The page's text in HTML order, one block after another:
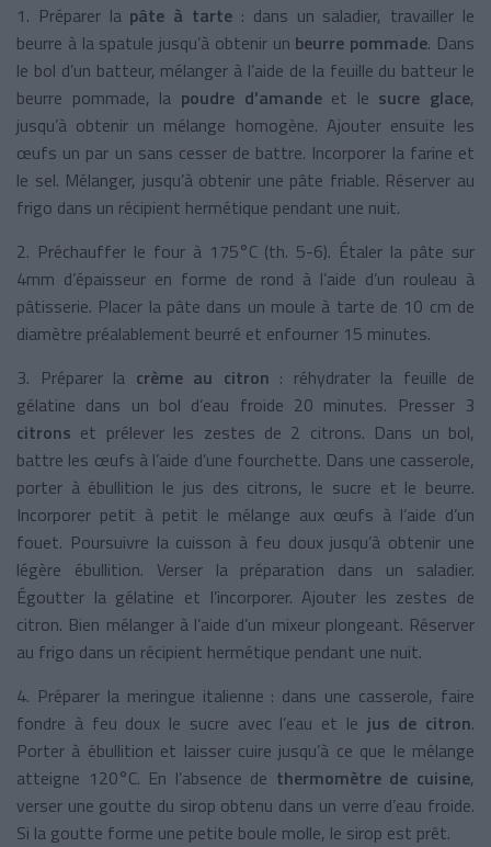
1. Préparer la pâte à tarte : dans un saladier, travailler le
beurre à la spatule jusqu’à obtenir un beurre pommade. Dans
le bol d’un batteur, mélanger à l’aide de la feuille du batteur le
beurre pommade, la poudre d’amandeet le sucre glace,
jusqu’à obtenir un mélange homogène. Ajouter ensuite les
œufs un par un sans cesser de battre. Incorporer la farine et
le sel. Mélanger, jusqu’à obtenir une pâte friable. Réserver au
frigo dans un récipient hermétique pendant une nuit.
2. Préchauffer le four à 175°C (th. 5-6). Étaler la pâte sur
4mm d’épaisseur en forme de rond à l’aide d’un rouleau à
pâtisserie. Placer la pâte dans un moule à tarte de 10 cm de
diamètre préalablement beurré et enfourner 15 minutes.
3. Préparer la crème au citron : réhydrater la feuille de
gélatine dans un bol d’eau froide 20 minutes. Presser 3
citrons et prélever les zestes de 2 citrons. Dans un bol,
battre les œufs à l’aide d’une fourchette. Dans une casserole,
porter à ébullition le jus des citrons, le sucre et le beurre.
Incorporer petit à petit le mélange aux œufs à l’aide d’un
fouet. Poursuivre la cuisson à feu doux jusqu’à obtenir une
légère ébullition. Verser la préparation dans un saladier.
Égoutter la gélatine et l’incorporer. Ajouter les zestes de
citron. Bien mélanger à l’aide d’un mixeur plongeant. Réserver
au frigo dans un récipient hermétique pendant une nuit.
4. Préparer la meringue italienne : dans une casserole, faire
fondre à feu doux le sucre avec l’eau et le jus de citron.
Porter à ébullition et laisser cuire jusqu’à ce que le mélange
atteigne 120°C. En l’absence de thermomètre de cuisine,
verser une goutte du sirop obtenu dans un verre d’eau froide.
Si la goutte forme une petite boule molle, le sirop est prêt.